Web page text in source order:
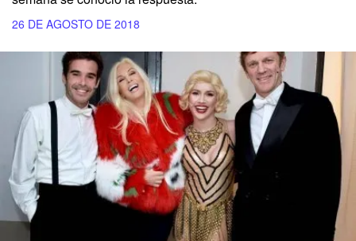
26 DE AGOSTO DE 2018